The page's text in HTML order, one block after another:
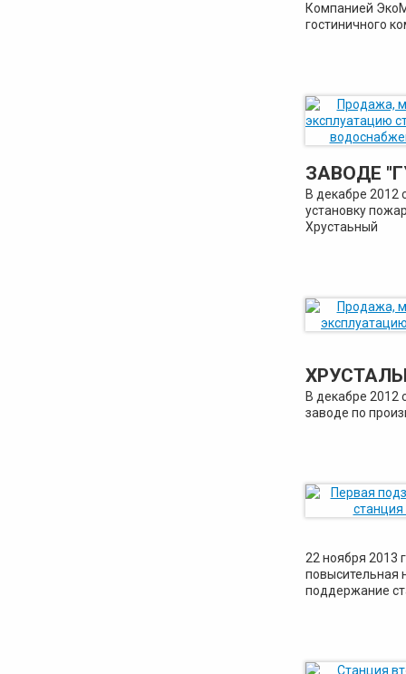
Компанией
гостиничного
ЗАВОДЕ
В декабре 2012
установку
Хрустаьный
В декабре 2012
заводе по
22 ноября 2013
повысительная
поддержание